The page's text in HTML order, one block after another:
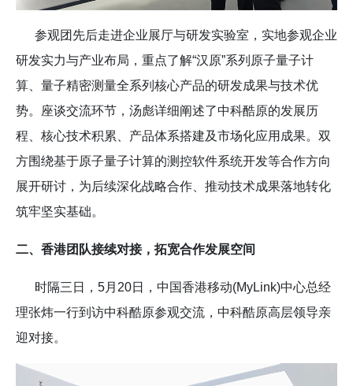
参观团先后走进企业展厅与研发实验室，实地参观企业
研发实力与产业布局，重点了解“汉原”系列原子量子计
算、量子精密测量全系列核心产品的研发成果与技术优
势。座谈交流环节，汤彪详细阐述了中科酷原的发展历
程、核心技术积累、产品体系搭建及市场化应用成果。双
方围绕基于原子量子计算的测控软件系统开发等合作方向
展开研讨，为后续深化战略合作、推动技术成果落地转化
筑牢坚实基础。
二、香港团队接续对接，拓宽合作发展空间
时隔三日，5月20日，中国香港移动(MyLink)中心总经
理张炜一行到访中科酷原参观交流，中科酷原高层领导亲
迎对接。